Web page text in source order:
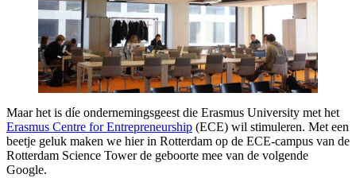
Maar het is díe ondernemingsgeest die Erasmus University met het
Erasmus Centre for Entrepreneurship (ECE) wil stimuleren. Met een
beetje geluk maken we hier in Rotterdam op de ECE-campus van de
Rotterdam Science Tower de geboorte mee van de volgende
Google.